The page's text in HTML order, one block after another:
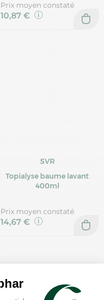
Prix moyen constaté
10,87 €
SVR
Topialyse baume lavant
400ml
Prix moyen constaté
14,67 €